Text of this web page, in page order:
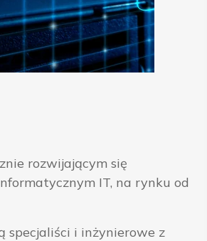
rozwijającym się
IT, na rynku od
specjaliści i inżynierowe z